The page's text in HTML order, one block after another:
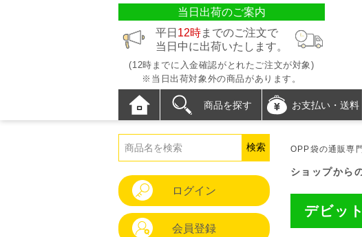
当日出荷のご案内
平日 12時までのご注文で
当日中に出荷いたします。
(12時までに入金確認がとれたご注文が対象)
※当日出荷対象外の商品があります。
商品を探す お支払い・送料
OPP袋の通販専
ショップから
デビッ
ログイン
会員登録